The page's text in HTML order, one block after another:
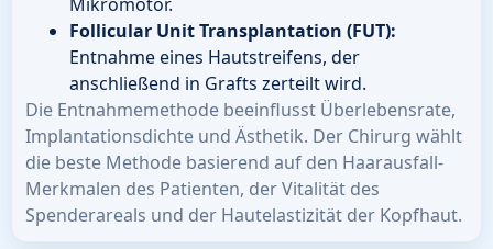
Follicular Unit Transplantation (FUT):
Entnahme eines Hautstreifens, der
anschließend in Grafts zerteilt wird.
Die Entnahmemethode beeinflusst Überlebensrate,
Implantationsdichte und Ästhetik. Der Chirurg wählt
die beste Methode basierend auf den Haarausfall-
Merkmalen des Patienten, der Vitalität des
Spenderareals und der Hautelastizität der Kopfhaut.